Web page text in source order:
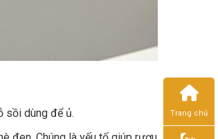
sồi dùng để ủ.
Trang chủ